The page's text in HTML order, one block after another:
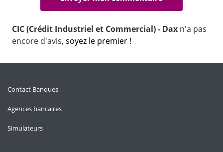
CIC (Crédit Industriel et Commercial) - Dax n'a pas
encore d'avis, soyez le premier !
Contact Banques
Agences bancaires
Simulateurs